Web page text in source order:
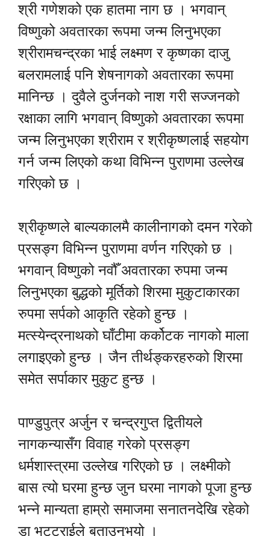
श्री गणेशको एक हातमा नाग छ । भगवान्
विष्णुको अवतारका रूपमा जन्म लिनुभएका
श्रीरामचन्द्रका भाई लक्ष्मण र कृष्णका दाजु
बलरामलाई पनि शेषनागको अवतारका रूपमा
मानिन्छ । दुवैले दुर्जनको नाश गरी सज्जनको
रक्षाका लागि भगवान् विष्णुको अवतारका रूपमा
जन्म लिनुभएका श्रीराम र श्रीकृष्णलाई सहयोग
गर्न जन्म लिएको कथा विभिन्न पुराणमा उल्लेख
गरिएको छ ।
श्रीकृष्णले बाल्यकालमै कालीनागको दमन गरेको
प्रसङ्ग विभिन्न पुराणमा वर्णन गरिएको छ ।
भगवान् विष्णुको नवौँ अवतारका रुपमा जन्म
लिनुभएका बुद्धको मूर्तिको शिरमा मुकुटाकारका
रुपमा सर्पको आकृति रहेको हुन्छ ।
मत्स्येन्द्रनाथको घाँटीमा कर्कोटक नागको माला
लगाइएको हुन्छ । जैन तीर्थङ्करहरुको शिरमा
समेत सर्पाकार मुकुट हुन्छ ।
पाण्डुपुत्र अर्जुन र चन्द्रगुप्त द्वितीयले
नागकन्यासँग विवाह गरेको प्रसङ्ग
धर्मशास्त्रमा उल्लेख गरिएको छ । लक्ष्मीको
बास त्यो घरमा हुन्छ जुन घरमा नागको पूजा हुन्छ
भन्ने मान्यता हाम्रो समाजमा सनातनदेखि रहेको
डा भट्टराईले बताउनुभयो ।